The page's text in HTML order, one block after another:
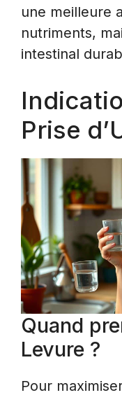
une meilleure
nutriments,
intestinal
Prise
Quand
Levure ?
Pour